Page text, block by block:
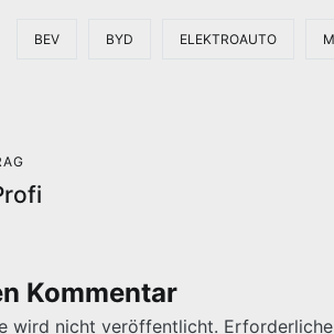
BEV BYD ELEKTROAUTO
Kommentar
wird nicht veröffentlicht.